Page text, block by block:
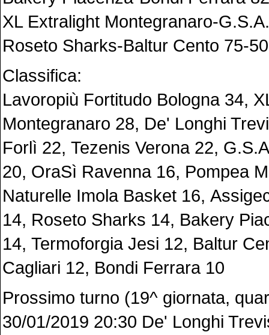
XL Extralight Montegranaro-
Roseto Sharks-Baltur Cento 75-50
Classifica:
Lavoropiù Fortitudo Bologna 34,
Montegranaro 28, De' Longhi
Forlì 22, Tezenis Verona 22,
20, OraSì Ravenna 16, Pompea
Naturelle Imola Basket 16,
14, Roseto Sharks 14, Bakery
14, Termoforgia Jesi 12, Baltur
Cagliari 12, Bondi Ferrara 10
Prossimo turno (19^ giornata,
30/01/2019 20:30 De' Longhi